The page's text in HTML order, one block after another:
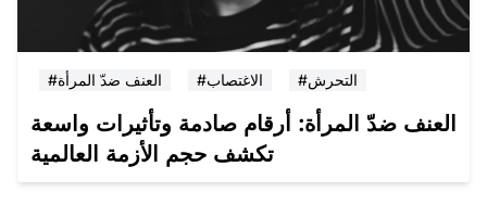
#العنف ضدّ المرأة #الاغتصاب #التحرش
العنف ضدّ المرأة: أرقام صادمة وتأثيرات واسعة
تكشف حجم الأزمة العالمية